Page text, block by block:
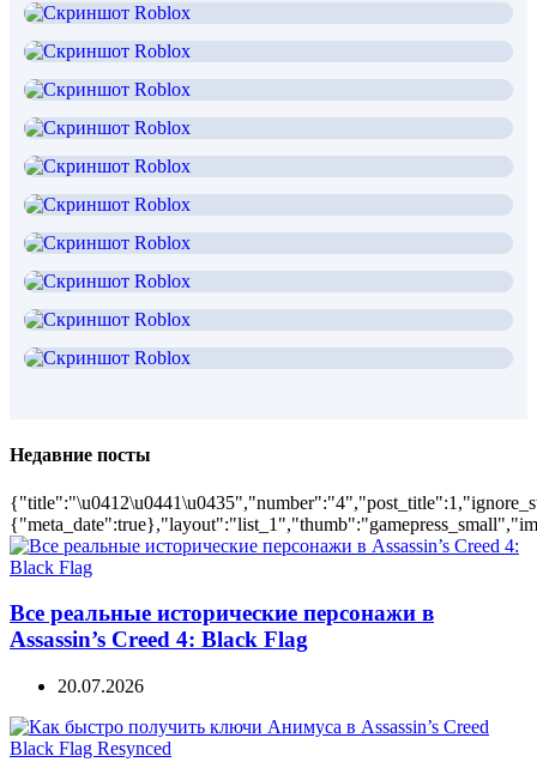
Недавние посты
Все реальные исторические персонажи в
Assassin’s Creed 4: Black Flag
20.07.2026